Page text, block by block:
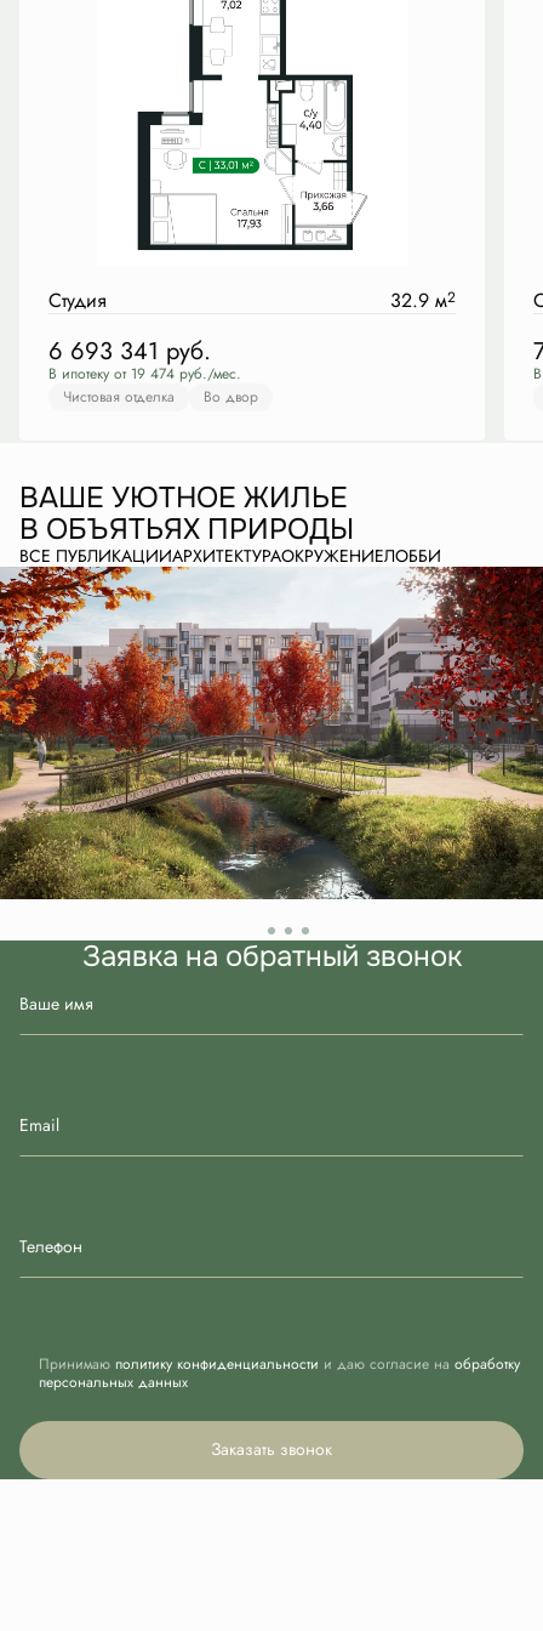
Студия 32.9 м2
6 693 341 руб.
В ипотеку от 19 474 руб./мес.
Чистовая отделка
Во двор
ВАШЕ УЮТНОЕ ЖИЛЬЕ
В ОБЪЯТЬЯХ ПРИРОДЫ
ВСЕ ПУБЛИКАЦИИАРХИТЕКТУРАОКРУЖЕНИЕЛОББИ
Заявка на обратный звонок
Ваше имя
Email
Телефон
Принимаю политику конфиденциальности и даю согласие на обработку
персональных данных
Заказать звонок